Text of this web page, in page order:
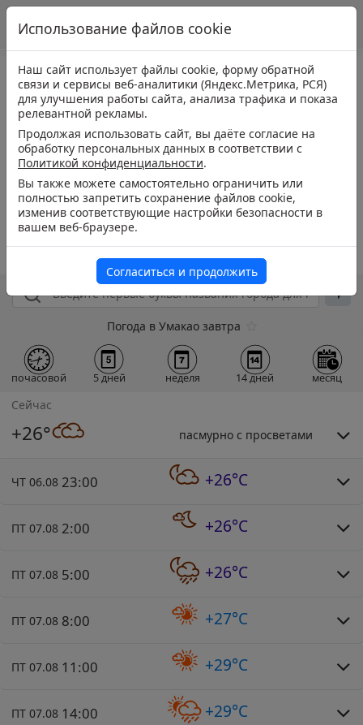
Погода в Умакао завтра
почасовой 5 дней неделя 14 дней месяц
Сейчас
+26° пасмурно с просветами
ЧТ 06.08 23:00 +26°C
ПТ 07.08 2:00 +26°C
ПТ 07.08 5:00 +26°C
ПТ 07.08 8:00 +27°C
ПТ 07.08 11:00 +29°C
ПТ 07.08 14:00 +29°C
Использование файлов cookie
Наш сайт использует файлы cookie, форму обратной
связи и сервисы веб-аналитики (Яндекс.Метрика, РСЯ)
для улучшения работы сайта, анализа трафика и показа
релевантной рекламы.
Продолжая использовать сайт, вы даёте согласие на
обработку персональных данных в соответствии с
Политикой конфиденциальности.
Вы также можете самостоятельно ограничить или
полностью запретить сохранение файлов cookie,
изменив соответствующие настройки безопасности в
вашем веб-браузере.
Согласиться и продолжить